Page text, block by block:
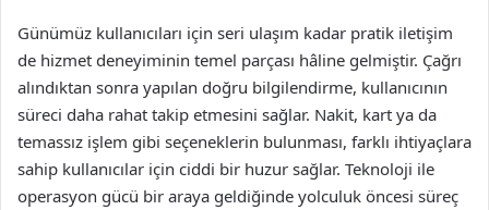
Günümüz kullanıcıları için seri ulaşım kadar pratik iletişim
de hizmet deneyiminin temel parçası hâline gelmiştir. Çağrı
alındıktan sonra yapılan doğru bilgilendirme, kullanıcının
süreci daha rahat takip etmesini sağlar. Nakit, kart ya da
temassız işlem gibi seçeneklerin bulunması, farklı ihtiyaçlara
sahip kullanıcılar için ciddi bir huzur sağlar. Teknoloji ile
operasyon gücü bir araya geldiğinde yolculuk öncesi süreç